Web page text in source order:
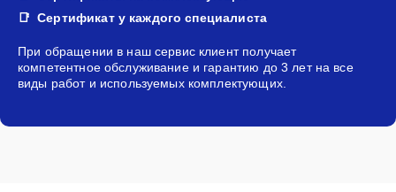
Сертификат у каждого специалиста
При обращении в наш сервис клиент получает
компетентное обслуживание и гарантию до 3 лет на все
виды работ и используемых комплектующих.